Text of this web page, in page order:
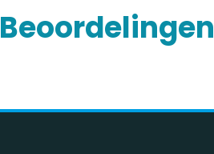
Beoordelingen